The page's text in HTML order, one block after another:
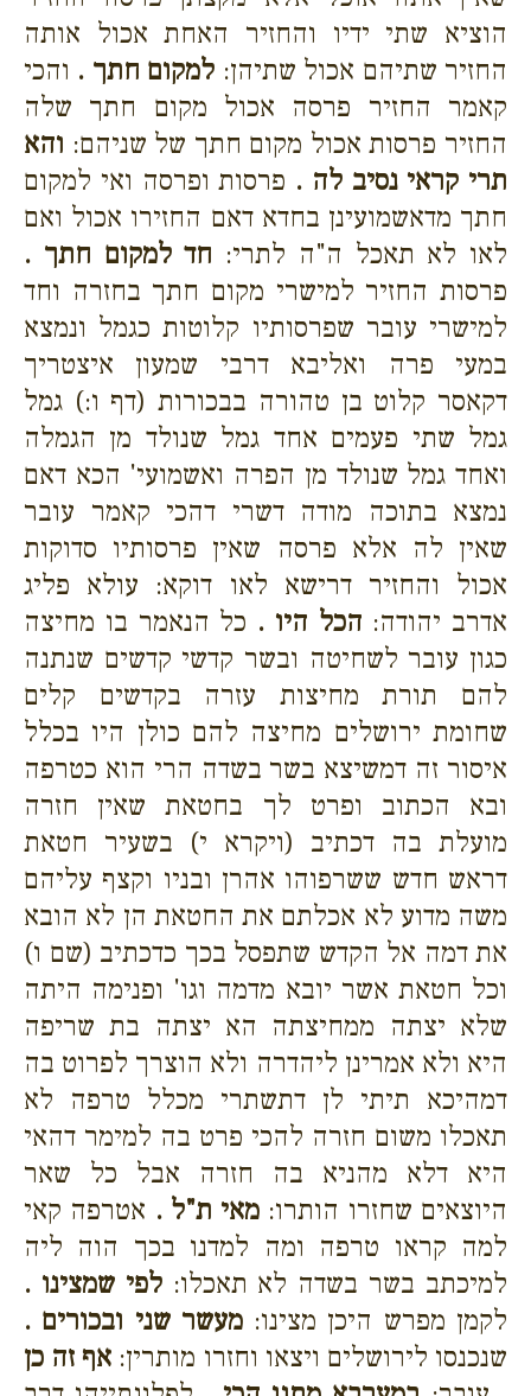
הוציא שתי ידיו והחזיר האחת אכול אותה
החזיר שתיהם אכול שתיהן: למקום חתך . והכי
קאמר החזיר פרסה אכול מקום חתך שלה
החזיר פרסות אכול מקום חתך של שניהם: והא
תרי קראי נסיב לה . פרסות ופרסה ואי למקום
חתך מדאשמועינן בחדא דאם החזירו אכול ואם
לאו לא תאכל ה"ה לתרי: חד למקום חתך .
פרסות החזיר למישרי מקום חתך בחזרה וחד
למישרי עובר שפרסותיו קלוטות כגמל ונמצא
במעי פרה ואליבא דרבי שמעון איצטריך
דקאסר קלוט בן טהורה בבכורות (דף ו:) גמל
גמל שתי פעמים אחד גמל שנולד מן הגמלה
ואחד גמל שנולד מן הפרה ואשמועי' הכא דאם
נמצא בתוכה מודה דשרי דהכי קאמר עובר
שאין לה אלא פרסה שאין פרסותיו סדוקות
אכול והחזיר דרישא לאו דוקא: עולא פליג
אדרב יהודה: הכל היו . כל הנאמר בו מחיצה
כגון עובר לשחיטה ובשר קדשי קדשים שנתנה
להם תורת מחיצות עזרה בקדשים קלים
שחומת ירושלים מחיצה להם כולן היו בכלל
איסור זה דמשיצא בשר בשדה הרי הוא כטרפה
ובא הכתוב ופרט לך בחטאת שאין חזרה
מועלת בה דכתיב (ויקרא י) בשעיר חטאת
דראש חדש ששרפוהו אהרן ובניו וקצף עליהם
משה מדוע לא אכלתם את החטאת הן לא הובא
את דמה אל הקדש שתפסל בכך כדכתיב (שם ו)
וכל חטאת אשר יובא מדמה וגו' ופנימה היתה
שלא יצתה ממחיצתה הא יצתה בת שריפה
היא ולא אמרינן ליהדרה ולא הוצרך לפרוט בה
דמהיכא תיתי לן דתשתרי מכלל טרפה לא
תאכלו משום חזרה להכי פרט בה למימר דהאי
היא דלא מהניא בה חזרה אבל כל שאר
היוצאים שחזרו הותרו: מאי ת"ל . אטרפה קאי
למה קראו טרפה ומה למדנו בכך הוה ליה
למיכתב בשר בשדה לא תאכלו:לפי שמצינו .
לקמן מפרש היכן מצינו:מעשר שני ובכורים .
שנכנסו לירושלים ויצאו וחזרו מותרין: אף זה כן